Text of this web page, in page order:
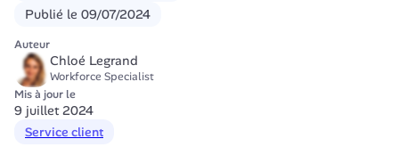
Publié le 09/07/2024
Auteur
Chloé Legrand
Workforce Specialist
Mis à jour le
9 juillet 2024
Service client